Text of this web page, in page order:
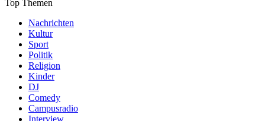
Top Themen
Nachrichten
Kultur
Sport
Politik
Religion
Kinder
DJ
Comedy
Campusradio